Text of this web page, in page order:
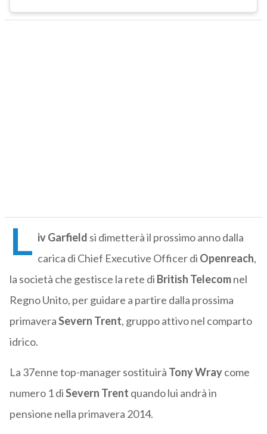
L iv Garfield si dimetterà il prossimo anno dalla
carica di Chief Executive Officer di Openreach,
la società che gestisce la rete di British Telecomnel
Regno Unito, per guidare a partire dalla prossima
primaveraSevern Trent, gruppo attivo nel comparto
idrico.
La 37enne top-manager sostituirà Tony Wraycome
numero 1 diSevern Trent quando lui andrà in
pensione nella primavera 2014.